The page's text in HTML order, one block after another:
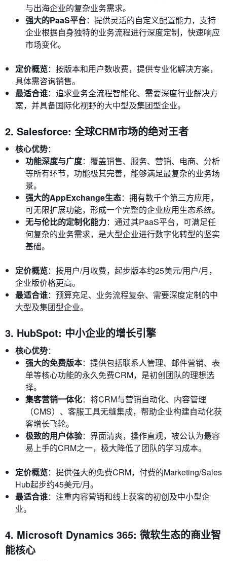
与出海企业的复杂业务需求。
强大的PaaS平台：提供灵活的自定义配置能力，支持
企业根据自身独特的业务流程进行深度定制，快速响应
市场变化。
定价概览：按版本和用户数收费，提供专业化解决方案，
具体需咨询销售。
最适合谁：追求业务全流程智能化、需要深度行业解决方
案，并具备国际化视野的大中型及集团型企业。
2. Salesforce: 全球CRM市场的绝对王者
核心优势：
功能深度与广度：覆盖销售、服务、营销、电商、分析
等所有环节，功能极其完善，能够满足最复杂的业务场
景。
强大的AppExchange生态：拥有数千个第三方应用，
可无限扩展功能，形成一个完整的企业应用生态系统。
无与伦比的定制化能力：通过其PaaS平台，可满足任
何复杂的业务需求，是大型企业进行数字化转型的坚实
基础。
定价概览：按用户/月收费，起步版本约25美元/用户/月，
企业版价格更高。
最适合谁：预算充足、业务流程复杂、需要深度定制的中
大型及集团型企业。
3. HubSpot: 中小企业的增长引擎
核心优势：
强大的免费版本：提供包括联系人管理、邮件营销、表
单等核心功能的永久免费CRM，是初创团队的理想选
择。
集客营销一体化：将CRM与营销自动化、内容管理
（CMS）、客服工具无缝集成，帮助企业构建自动化获
客增长飞轮。
极致的用户体验：界面清爽，操作直观，被公认为最容
易上手的CRM之一，极大降低了团队的学习成本。
定价概览：提供强大的免费CRM，付费的Marketing/Sales
Hub起步约45美元/月。
最适合谁：注重内容营销和线上获客的初创及中小型企
业。
4. Microsoft Dynamics 365: 微软生态的商业智
能核心